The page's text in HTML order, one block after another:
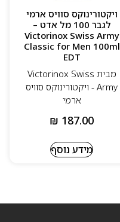
ויקטורינוקס סוויס ארמי
לגבר 100 מל אדט –
Victorinox Swiss Army
Classic for Men 100ml
EDT
מבית Victorinox Swiss
Army - ויקטורינוקס סוויס
ארמי
₪ 187.00
מידע נוסף